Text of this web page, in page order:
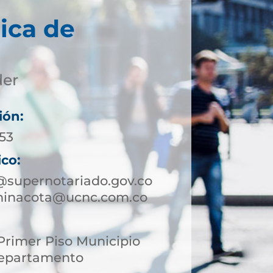
de
Piso Municipio